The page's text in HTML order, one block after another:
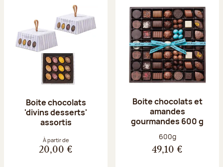
Boite chocolats
'divins desserts'
assortis
À partir de
20,00 €
Boite chocolats et
amandes
gourmandes 600 g
Poids net :
600g
49,10 €